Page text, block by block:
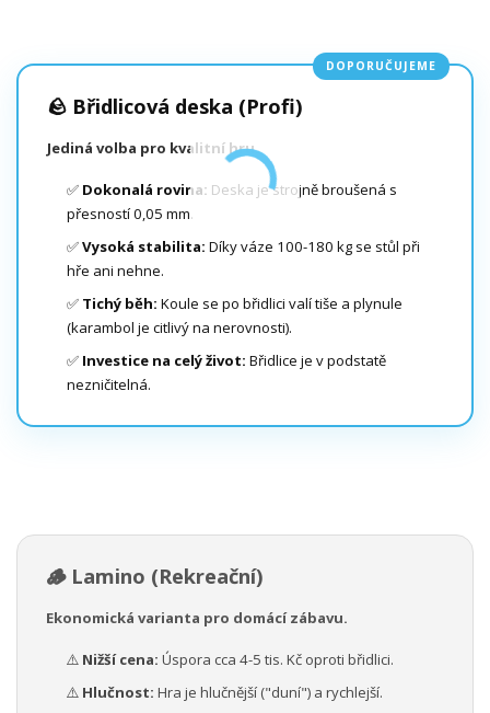
DOPORUČUJEME
🪨 Břidlicová deska (Profi)
Jediná volba pro kvalitní hru.
✅ Dokonalá rovina: Deska je strojně broušená s
přesností 0,05 mm.
✅Vysoká stabilita: Díky váze 100-180 kg se stůl při
hře ani nehne.
✅ Tichý běh: Koule se po břidlici valí tiše a plynule
(karambol je citlivý na nerovnosti).
✅ Investice na celý život: Břidlice je v podstatě
nezničitelná.
🪵 Lamino (Rekreační)
Ekonomická varianta pro domácí zábavu.
⚠️ Nižší cena: Úspora cca 4-5 tis. Kč oproti břidlici.
⚠️ Hlučnost: Hra je hlučnější ("duní") a rychlejší.